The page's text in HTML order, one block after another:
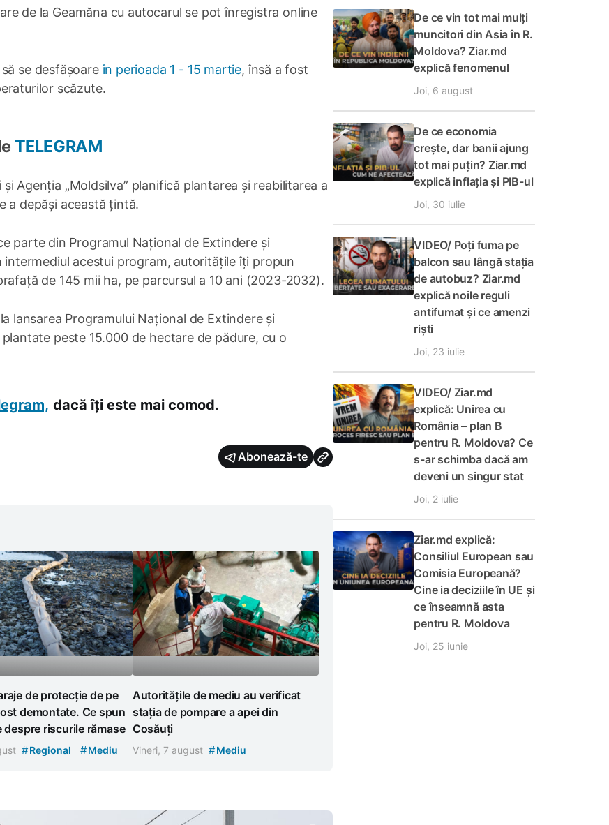
de la Geamăna cu autocarul se pot înregistra online
se desfășoareîn perioada 1 - 15 martie, însă a fost
scăzute.
TELEGRAM
Agenția „Moldsilva” planifică plantarea și reabilitarea a
a depăși această țintă.
parte din Programul Național de Extindere și
intermediul acestui program, autoritățile îți propun
de 145 mii ha, pe parcursul a 10 ani (2023-2032).
lansarea Programului Național de Extindere și
peste 15.000 de hectare de pădure, cu o
dacă îți este mai comod.
Abonează-te
de protecție de pe
demontate. Ce spun
riscurile rămase
#Regional #Mediu
Autoritățile de mediu au verificat
stația de pompare a apei din
Cosăuți
Vineri, 7 august #Mediu
De ce vin tot mai mulți
muncitori din Asia în R.
Moldova? Ziar.md
explică fenomenul
Joi, 6 august
De ce economia
crește, dar banii ajung
tot mai puțin? Ziar.md
explică inflația și PIB-ul
Joi, 30 iulie
VIDEO/ Poți fuma pe
balcon sau lângă stația
de autobuz? Ziar.md
explică noile reguli
antifumat și ce amenzi
riști
Joi, 23 iulie
VIDEO/ Ziar.md
explică: Unirea cu
România – plan B
pentru R. Moldova? Ce
s-ar schimba dacă am
deveni un singur stat
Joi, 2 iulie
Ziar.md explică:
Consiliul European sau
Comisia Europeană?
Cine ia deciziile în UE și
ce înseamnă asta
pentru R. Moldova
Joi, 25 iunie